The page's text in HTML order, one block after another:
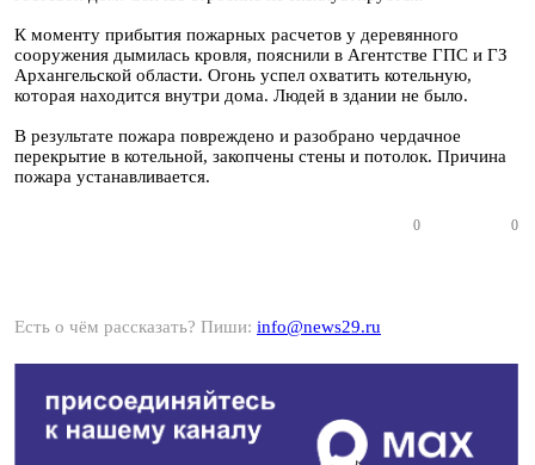
К моменту прибытия пожарных расчетов у деревянного
сооружения дымилась кровля, пояснили в Агентстве ГПС и ГЗ
Архангельской области. Огонь успел охватить котельную,
которая находится внутри дома. Людей в здании не было.
В результате пожара повреждено и разобрано чердачное
перекрытие в котельной, закопчены стены и потолок. Причина
пожара устанавливается.
0 0
Есть о чём рассказать? Пиши: info@news29.ru